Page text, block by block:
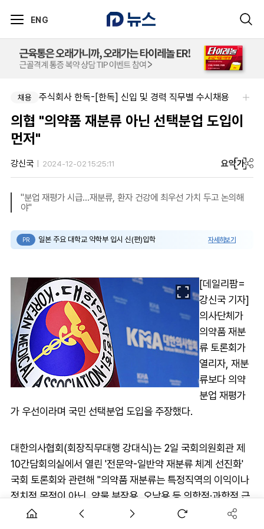
ENG
채용 주식회사 한독-[한독] 신입 및 경력 직무별 수시채용
의협 "의약품 재분류 아닌 선택분업 도입이
먼저"
강신국 2024-12-02 15:25:11 요약가
"분업 재평가 시급...재분류, 환자 건강에 최우선 가치 두고 논의해
야"
PR 일본 주요 대학교 약학부 입시 신(편)입학 자세히보기
[데일리팜=
강신국 기자]
의사단체가
의약품 재분
류 토론회가
열리자, 재분
류보다 의약
분업 재평가
가 우선이라며 국민 선택분업 도입을 주장했다.
대한의사협회(회장직무대행 강대식)는 2일 국회의원회관 제
10간담회의실에서 열린 '전문약-일반약 재분류 체계 선진화'
국회 토론회와 관련해 "의약품 재분류는 특정직역의 이익이나
정치적 목적이 아닌, 약물 부작용, 오남용 등 의학적·과학적 근
거를 기반으로 환자의 건강권 수호에 최우선 가치를 두고 판단